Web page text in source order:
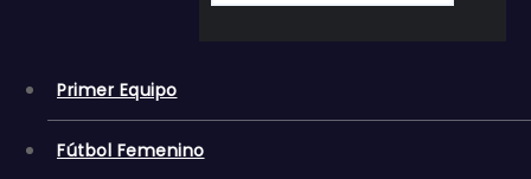
Primer Equipo
Fútbol Femenino